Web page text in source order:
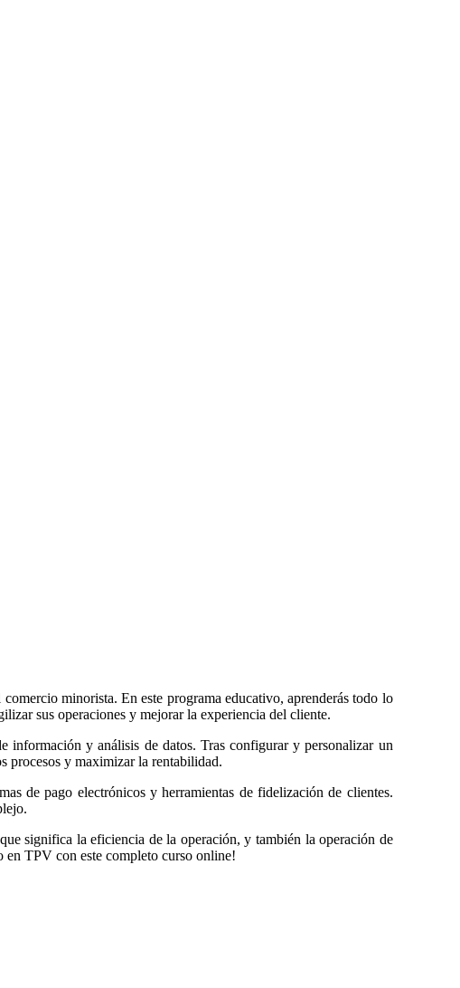
minorista. En este programa educativo, aprenderás todo lo
sus operaciones y mejorar la experiencia del cliente.
información y análisis de datos. Tras configurar y personalizar un
procesos y maximizar la rentabilidad.
de pago electrónicos y herramientas de fidelización de clientes.
significa la eficiencia de la operación, y también la operación de
en TPV con este completo curso online!